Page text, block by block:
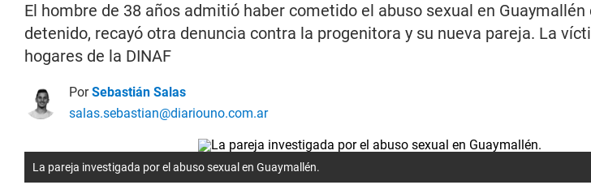
El hombre de 38 años admitió haber cometido el abuso sexual en
detenido, recayó otra denuncia contra la progenitora y su nueva pareja. La
hogares de la DINAF
PorSebastián Salas
salas.sebastian@diariouno.com.ar
La pareja investigada por el abuso sexual en Guaymallén.